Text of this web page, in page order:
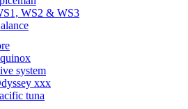
WS2 & WS3
system
xxx
tuna